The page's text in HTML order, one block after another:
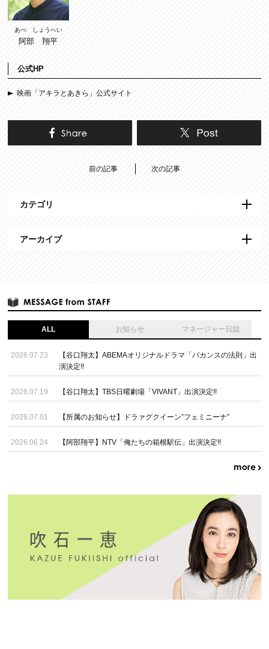
あべ しょうへい
阿部 翔平
公式HP
映画「アキラとあきら」公式サイト
前の記事 次の記事
カテゴリ
アーカイブ
ALL お知らせ マネージャー日誌
2026.07.23
【谷口翔太】ABEMAオリジナルドラマ「バカンスの法則」出
演決定!!
2026.07.19 【谷口翔太】TBS日曜劇場「VIVANT」出演決定!!
2026.07.01 【所属のお知らせ】ドラァグクイーン”フェミニーナ”
2026.06.24 【阿部翔平】NTV「俺たちの箱根駅伝」出演決定!!